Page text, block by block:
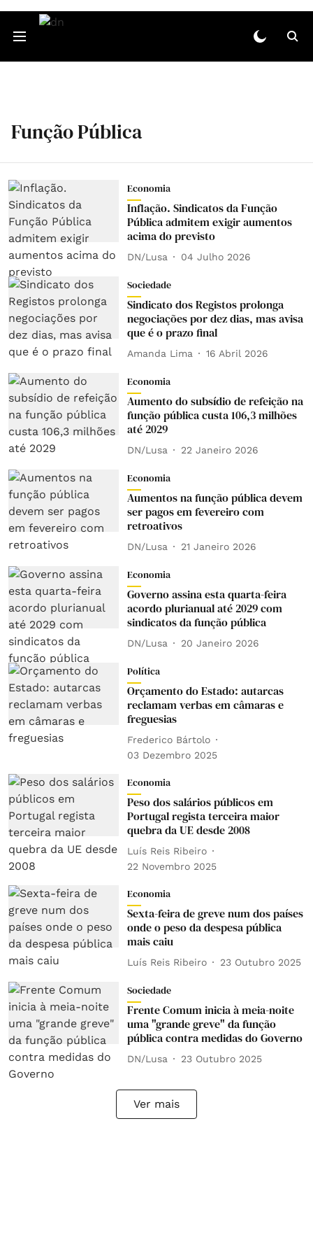
Função Pública
Economia
Inflação. Sindicatos da Função
Pública admitem exigir aumentos
acima do previsto
DN/Lusa 04 Julho 2026
Sociedade
Sindicato dos Registos prolonga
negociações por dez dias, mas avisa
que é o prazo final
Amanda Lima 16 Abril 2026
Economia
Aumento do subsídio de refeição na
função pública custa 106,3 milhões
até 2029
DN/Lusa 22 Janeiro 2026
Economia
Aumentos na função pública devem
ser pagos em fevereiro com
retroativos
DN/Lusa 21 Janeiro 2026
Economia
Governo assina esta quarta-feira
acordo plurianual até 2029 com
sindicatos da função pública
DN/Lusa 20 Janeiro 2026
Política
Orçamento do Estado: autarcas
reclamam verbas em câmaras e
freguesias
Frederico Bártolo
03 Dezembro 2025
Economia
Peso dos salários públicos em
Portugal regista terceira maior
quebra da UE desde 2008
Luís Reis Ribeiro
22 Novembro 2025
Economia
Sexta-feira de greve num dos países
onde o peso da despesa pública
mais caiu
Luís Reis Ribeiro 23 Outubro 2025
Sociedade
Frente Comum inicia à meia-noite
uma "grande greve" da função
pública contra medidas do Governo
DN/Lusa 23 Outubro 2025
Ver mais